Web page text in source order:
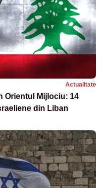
Actualitate
Orientul Mijlociu: 14
din Liban